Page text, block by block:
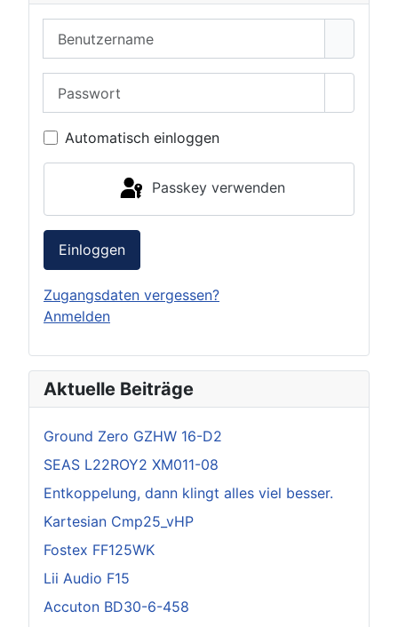
Automatisch einloggen
Passkey verwenden
Einloggen
Zugangsdaten vergessen?
Anmelden
Aktuelle Beiträge
Ground Zero GZHW 16-D2
SEAS L22ROY2 XM011-08
Entkoppelung, dann klingt alles viel besser.
Kartesian Cmp25_vHP
Fostex FF125WK
Lii Audio F15
Accuton BD30-6-458